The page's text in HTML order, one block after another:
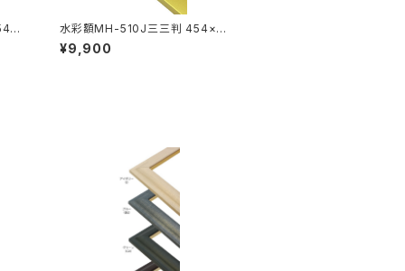
水彩額MH-510J三三判 454×6
05ミリ
¥9,900